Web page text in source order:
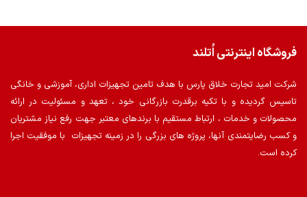
فروشگاه اینترنتی اُتلند
شرکت امید تجارت خلاق پارس با هدف تامین تجهیزات اداری، آموزشی و خانگی
تاسیس گردیده و با تکیه برقدرت بازرگانی خود ، تعهد و مسئولیت در ارائه
محصولات و خدمات ، ارتباط مستقیم با برندهای معتبر جهت رفع نیاز مشتریان
و کسب رضایتمندی آنها، پروژه های بزرگی را در زمینه تجهیزات با موفقیت اجرا
کرده است.